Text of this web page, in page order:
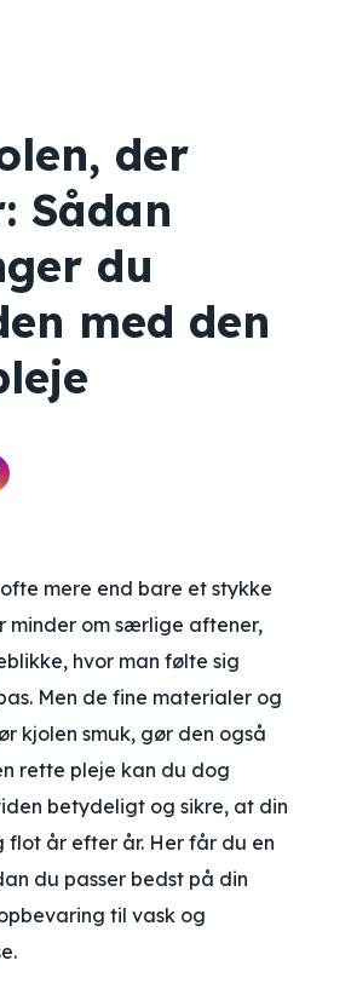
der
Sådan
du
med den
mere end bare et stykke
minder om særlige aftener,
hvor man følte sig
Men de fine materialer og
kjolen smuk, gør den også
rette pleje kan du dog
betydeligt og sikre, at din
flot år efter år. Her får du en
du passer bedst på din
til vask og